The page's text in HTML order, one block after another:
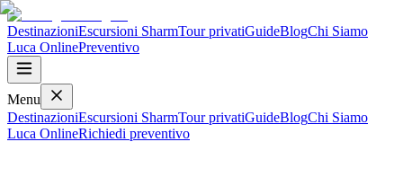
DestinazioniEscursioni SharmTour privatiGuideBlogChi Siamo
Luca OnlinePreventivo
Menu
DestinazioniEscursioni SharmTour privatiGuideBlogChi Siamo
Luca OnlineRichiedi preventivo